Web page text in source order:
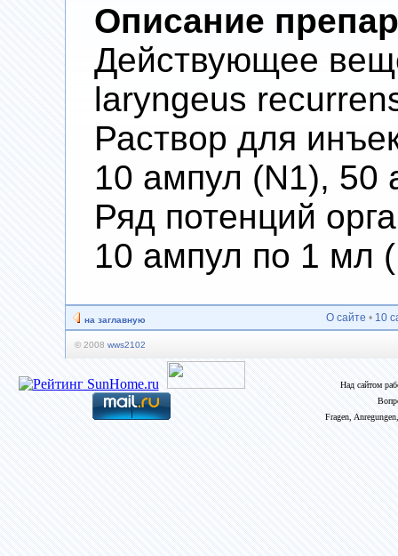
Описание
Действующее
laryngeus
Раствор для
10 ампул (N1), 50
Ряд потенций
10 ампул по 1 мл
на заглавную О сайте • 10
© 2008 wws2102
Над сайтом
Fragen,